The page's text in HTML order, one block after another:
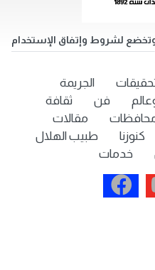
لشروط وإتفاق الإستخدام
الجريمة
فن
ثقافة
مقالات
كنوزنا
طبيب الهلال
خدمات